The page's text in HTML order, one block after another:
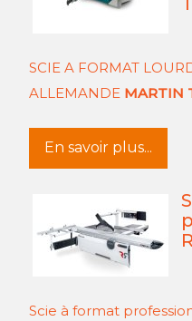
SCIE A FORMAT
ALLEMANDE MARTIN
En savoir plus...
Scie à format